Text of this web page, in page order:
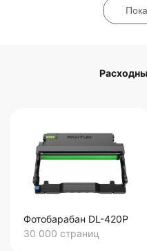
Фотобарабан DL-420P
30 000 страниц